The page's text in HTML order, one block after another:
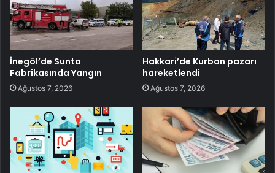
İnegöl’de Sunta
Fabrikasında Yangın
Ağustos 7, 2026
Hakkari’de Kurban pazarı
hareketlendi
Ağustos 7, 2026